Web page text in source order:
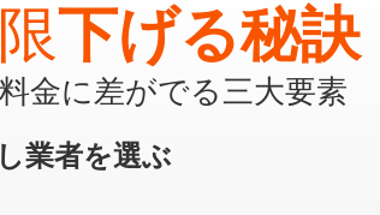
下げる秘訣
金に差がでる三大要素
業者を選ぶ